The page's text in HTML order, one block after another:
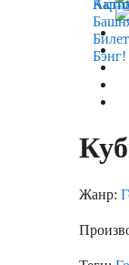
Бэнг!
Жанр: